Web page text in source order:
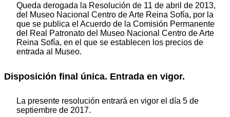
Queda derogada la Resolución de 11 de abril de 2013,
del Museo Nacional Centro de Arte Reina Sofía, por la
que se publica el Acuerdo de la Comisión Permanente
del Real Patronato del Museo Nacional Centro de Arte
Reina Sofía, en el que se establecen los precios de
entrada al Museo.
Disposición final única. Entrada en vigor.
La presente resolución entrará en vigor el día 5 de
septiembre de 2017.